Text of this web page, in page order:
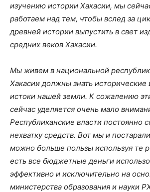
изучению истории Хакасии, мы
работаем над тем, чтобы вслед за
древней истории выпустить в свет
средних веков Хакасии.
Мы живем в национальной
Хакасии должны знать исторические
истоки нашей земли. К сожалению
сейчас уделяется очень мало
Республиканские власти постоянно
нехватку средств. Вот мы и
можно больше пользы используя те
есть все бюджетные деньги
эффективно и исключительно на
министерства образования и науки